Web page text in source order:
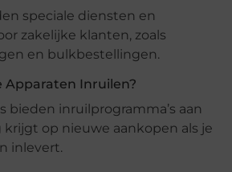
speciale diensten en
zakelijke klanten, zoals
en bulkbestellingen.
Apparaten Inruilen?
bieden inruilprogramma’s aan
op nieuwe aankopen als je
inlevert.